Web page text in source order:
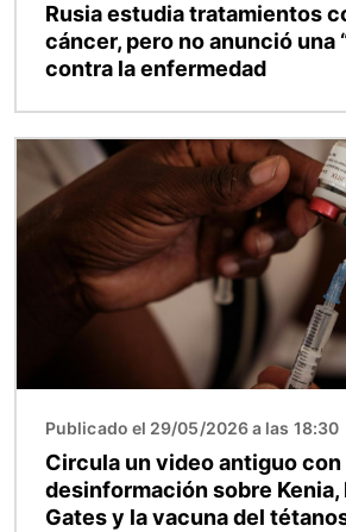
Rusia estudia tratamientos
cáncer, pero no anunció una
contra la enfermedad
Imagen
Publicado el 29/05/2026 a las 18:30
Circula un video antiguo con
desinformación sobre Kenia,
Gates y la vacuna del